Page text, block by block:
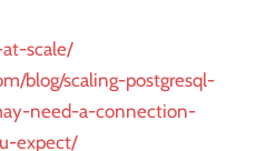
scale/
blog/scaling-postgresql-
need-a-connection-
expect/